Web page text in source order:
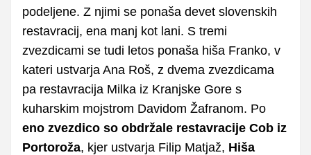
podeljene. Z njimi se ponaša devet slovenskih
restavracij, ena manj kot lani. S tremi
zvezdicami se tudi letos ponaša hiša Franko, v
kateri ustvarja Ana Roš, z dvema zvezdicama
pa restavracija Milka iz Kranjske Gore s
kuharskim mojstrom Davidom Žafranom. Po
eno zvezdico so obdržale restavracije Cob iz
Portoroža, kjer ustvarja Filip Matjaž, Hiša